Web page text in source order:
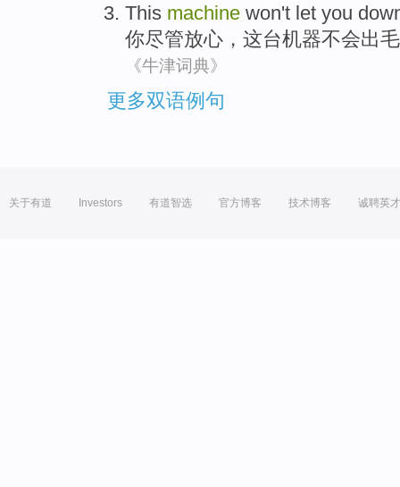
This machine won't let you
你尽管放心， 这台机器不会出
《牛津词典》
更多双语例句
关于有道 Investors 有道智选 官方博客 技术博客 诚聘英才